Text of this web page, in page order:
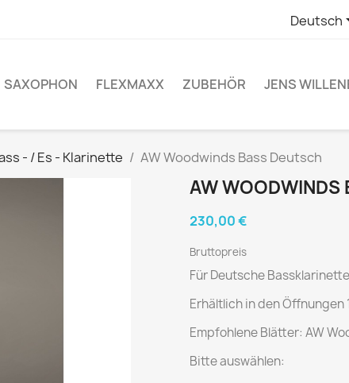
Deutsch
SAXOPHON FLEXMAXX ZUBEHÖR JENS
- / Es - Klarinette AW Woodwinds Bass Deutsch
AW WOODWINDS
230,00 €
Bruttopreis
Für Deutsche Bassklarinette
Erhältlich in den Öffnungen
Empfohlene Blätter: AW
Bitte auswählen: